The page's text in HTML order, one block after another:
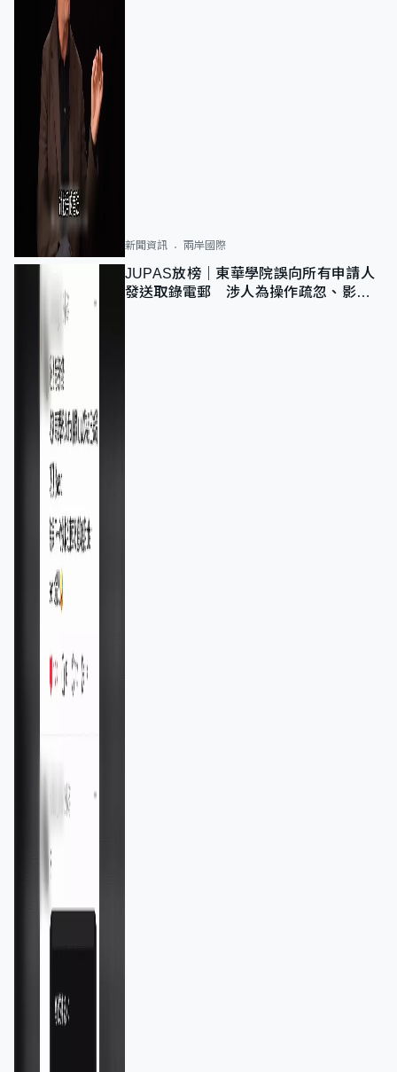
新聞資訊 兩岸國際
JUPAS放榜｜東華學院誤向所有申請人
發送取錄電郵 涉人為操作疏忽、影響